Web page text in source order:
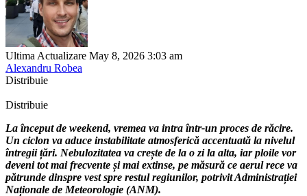
Ultima Actualizare May 8, 2026 3:03 am
Alexandru Robea
Distribuie
Distribuie
La început de weekend, vremea va intra într-un proces de răcire.
Un ciclon va aduce instabilitate atmosferică accentuată la nivelul
întregii țări. Nebulozitatea va crește de la o zi la alta, iar ploile vor
deveni tot mai frecvente și mai extinse, pe măsură ce aerul rece va
pătrunde dinspre vest spre restul regiunilor, potrivit Administrației
Naționale de Meteorologie (ANM).